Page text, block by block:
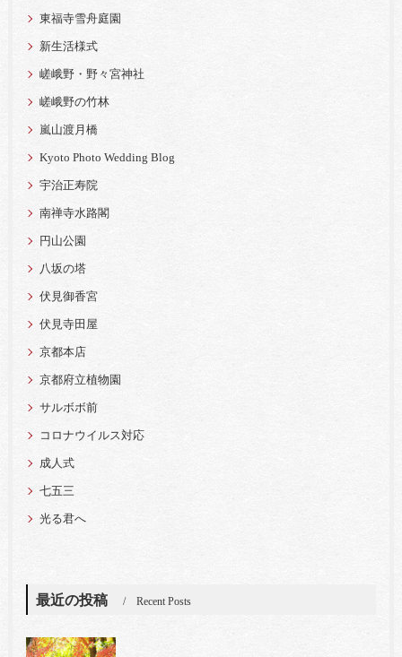
東福寺雪舟庭園
新生活様式
嵯峨野・野々宮神社
嵯峨野の竹林
嵐山渡月橋
Kyoto Photo Wedding Blog
宇治正寿院
南禅寺水路閣
円山公園
八坂の塔
伏見御香宮
伏見寺田屋
京都本店
京都府立植物園
サルボボ前
コロナウイルス対応
成人式
七五三
光る君へ
最近の投稿 Recent Posts